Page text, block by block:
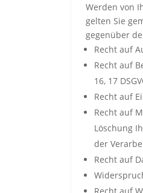
Werden von
gelten Sie
gegenüber
Recht auf
Recht auf
16, 17
Recht auf
Recht auf
Löschung
der
Recht auf